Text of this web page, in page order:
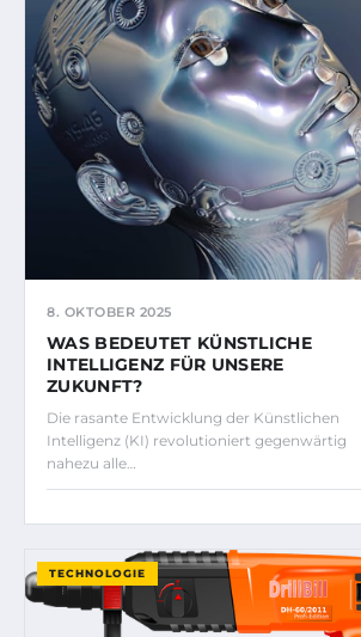
8. OKTOBER 2025
WAS BEDEUTET KÜNSTLICHE
INTELLIGENZ FÜR UNSERE
ZUKUNFT?
Die rasante Entwicklung der Künstlichen
Intelligenz (KI) revolutioniert gegenwärtig
nahezu alle…
TECHNOLOGIE